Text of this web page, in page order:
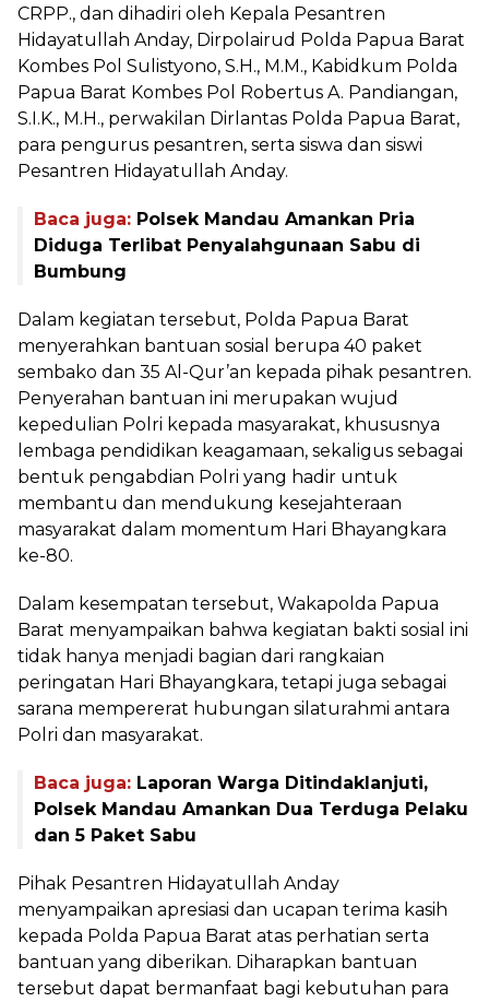
CRPP., dan dihadiri oleh Kepala Pesantren
Hidayatullah Anday, Dirpolairud Polda Papua Barat
Kombes Pol Sulistyono, S.H., M.M., Kabidkum Polda
Papua Barat Kombes Pol Robertus A. Pandiangan,
S.I.K., M.H., perwakilan Dirlantas Polda Papua Barat,
para pengurus pesantren, serta siswa dan siswi
Pesantren Hidayatullah Anday.
Baca juga: Polsek Mandau Amankan Pria
Diduga Terlibat Penyalahgunaan Sabu di
Bumbung
Dalam kegiatan tersebut, Polda Papua Barat
menyerahkan bantuan sosial berupa 40 paket
sembako dan 35 Al-Qur’an kepada pihak pesantren.
Penyerahan bantuan ini merupakan wujud
kepedulian Polri kepada masyarakat, khususnya
lembaga pendidikan keagamaan, sekaligus sebagai
bentuk pengabdian Polri yang hadir untuk
membantu dan mendukung kesejahteraan
masyarakat dalam momentum Hari Bhayangkara
ke-80.
Dalam kesempatan tersebut, Wakapolda Papua
Barat menyampaikan bahwa kegiatan bakti sosial ini
tidak hanya menjadi bagian dari rangkaian
peringatan Hari Bhayangkara, tetapi juga sebagai
sarana mempererat hubungan silaturahmi antara
Polri dan masyarakat.
Baca juga: Laporan Warga Ditindaklanjuti,
Polsek Mandau Amankan Dua Terduga Pelaku
dan 5 Paket Sabu
Pihak Pesantren Hidayatullah Anday
menyampaikan apresiasi dan ucapan terima kasih
kepada Polda Papua Barat atas perhatian serta
bantuan yang diberikan. Diharapkan bantuan
tersebut dapat bermanfaat bagi kebutuhan para